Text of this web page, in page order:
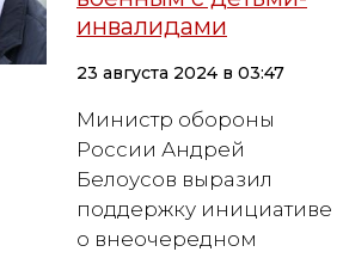
инвалидами
23 августа 2024 в 03:47
Министр обороны
России Андрей
Белоусов выразил
поддержку инициативе
о внеочередном